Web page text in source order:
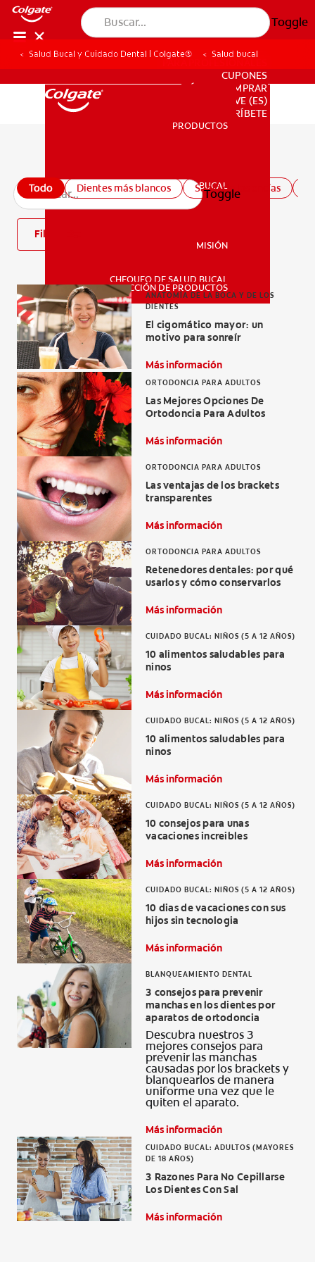
Toggle
PRODUCTOS
SALUD BUCAL
CHEQUEO DE SALUD BUCAL
PARA PROFESIONALES
PARA PROFESIONALES
CUPONES
DÓNDE COMPRAR
VE (ES)
SUSCRÍBETE
PRODUCTOS
SALUD BUCAL
MISIÓN
CHEQUEO DE SALUD BUCAL
SELECCIÓN DE PRODUCTOS
Toggle
Salud Bucal y Cuidado Dental | Colgate® Salud bucal
Todo Dientes más blancos Salud de las encías
Filtro
ANATOMÍA DE LA BOCA Y DE LOS
DIENTES
El cigomático mayor: un
motivo para sonreír
Más información
ORTODONCIA PARA ADULTOS
Las Mejores Opciones De
Ortodoncia Para Adultos
Más información
ORTODONCIA PARA ADULTOS
Las ventajas de los brackets
transparentes
Más información
ORTODONCIA PARA ADULTOS
Retenedores dentales: por qué
usarlos y cómo conservarlos
Más información
CUIDADO BUCAL: NIÑOS (5 A 12 AÑOS)
10 alimentos saludables para
ninos
Más información
CUIDADO BUCAL: NIÑOS (5 A 12 AÑOS)
10 alimentos saludables para
ninos
Más información
CUIDADO BUCAL: NIÑOS (5 A 12 AÑOS)
10 consejos para unas
vacaciones increibles
Más información
CUIDADO BUCAL: NIÑOS (5 A 12 AÑOS)
10 dias de vacaciones con sus
hijos sin tecnologia
Más información
BLANQUEAMIENTO DENTAL
3 consejos para prevenir
manchas en los dientes por
aparatos de ortodoncia
Descubra nuestros 3
mejores consejos para
prevenir las manchas
causadas por los brackets y
blanquearlos de manera
uniforme una vez que le
quiten el aparato.
Más información
CUIDADO BUCAL: ADULTOS (MAYORES
DE 18 AÑOS)
3 Razones Para No Cepillarse
Los Dientes Con Sal
Más información